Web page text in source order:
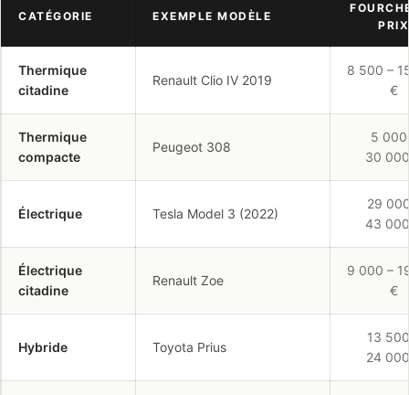
CATÉGORIE EXEMPLE MODÈLE
PRIX
Thermique
citadine
Renault Clio IV 2019
8 500 –
€
Thermique
compacte
Peugeot 308
5 000
30
Électrique Tesla Model 3 (2022)
29
43
Électrique
citadine
Renault Zoe
9 000 –
€
Hybride Toyota Prius
13
24